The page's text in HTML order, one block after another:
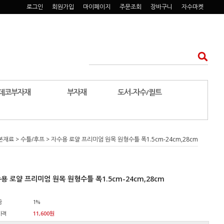
로그인 회원가입 마이페이지 주문조회 장바구니 자수마켓
코부자재 부자재 도서-자수/퀼트
재료 >수틀/후프 > 자수용 로얄 프리미엄 원목 원형수틀 폭1.5cm-24cm,28cm
로얄 프리미엄 원목 원형수틀 폭1.5cm-24cm,28cm
1%
격
11,600원